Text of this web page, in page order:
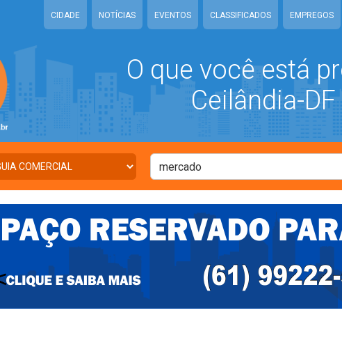
CIDADE NOTÍCIAS EVENTOS CLASSIFICADOS EMPREGOS
O que você está
Ceilândia-